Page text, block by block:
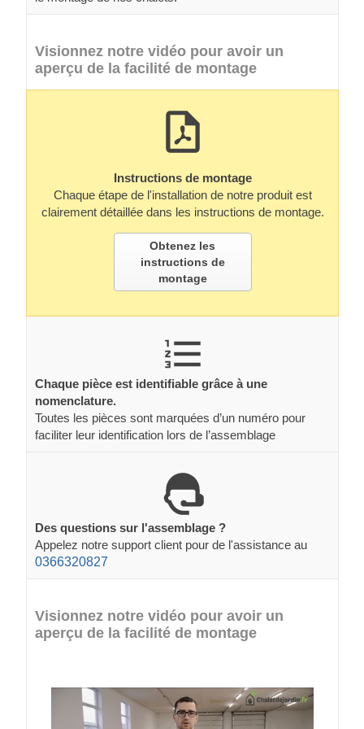
Visionnez notre vidéo pour avoir un
aperçu de la facilité de montage
Instructions de montage
Chaque étape de l'installation de notre produit est
clairement détaillée dans les instructions de montage.
Obtenez les
instructions de
montage
Chaque pièce est identifiable grâce à une
nomenclature.
Toutes les pièces sont marquées d’un numéro pour
faciliter leur identification lors de l’assemblage
Des questions sur l'assemblage ?
Appelez notre support client pour de l'assistance au
0366320827
Visionnez notre vidéo pour avoir un
aperçu de la facilité de montage